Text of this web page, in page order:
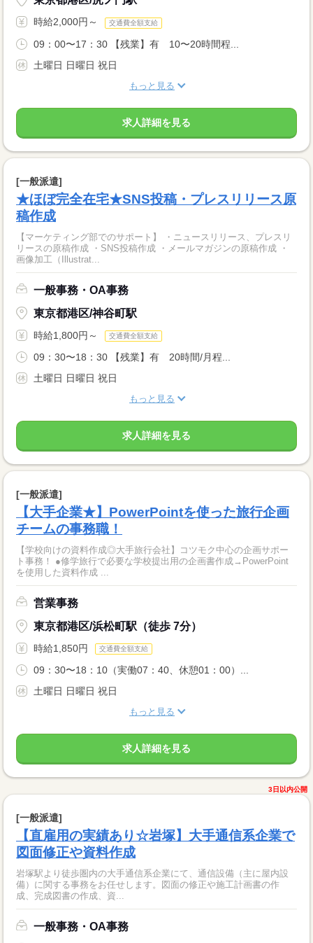
時給2,000円～ 交通費全額支給
09：00〜17：30 【残業】有 10〜20時間程...
土曜日 日曜日 祝日
もっと見る
求人詳細を見る
[一般派遣]
★ほぼ完全在宅★SNS投稿・プレスリリース原
稿作成
【マーケティング部でのサポート】 ・ニュースリリース、プレスリ
リースの原稿作成 ・SNS投稿作成 ・メールマガジンの原稿作成 ・
画像加工（Illustrat...
一般事務・OA事務
東京都港区/神谷町駅
時給1,800円～ 交通費全額支給
09：30〜18：30 【残業】有 20時間/月程...
土曜日 日曜日 祝日
もっと見る
求人詳細を見る
[一般派遣]
【大手企業★】PowerPointを使った旅行企画
チームの事務職！
【学校向けの資料作成◎大手旅行会社】コツモク中心の企画サポー
ト事務！ ●修学旅行で必要な学校提出用の企画書作成→PowerPoint
を使用した資料作成 ...
営業事務
東京都港区/浜松町駅（徒歩 7分）
時給1,850円 交通費全額支給
09：30〜18：10（実働07：40、休憩01：00）...
土曜日 日曜日 祝日
もっと見る
求人詳細を見る
3日以内公開
[一般派遣]
【直雇用の実績あり☆岩塚】大手通信系企業で
図面修正や資料作成
岩塚駅より徒歩圏内の大手通信系企業にて、通信設備（主に屋内設
備）に関する事務をお任せします。図面の修正や施工計画書の作
成、完成図書の作成、資...
一般事務・OA事務